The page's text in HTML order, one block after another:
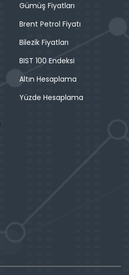
Gümüş Fiyatları
Brent Petrol Fiyatı
Bilezik Fiyatları
BIST 100 Endeksi
Altın Hesaplama
Yüzde Hesaplama